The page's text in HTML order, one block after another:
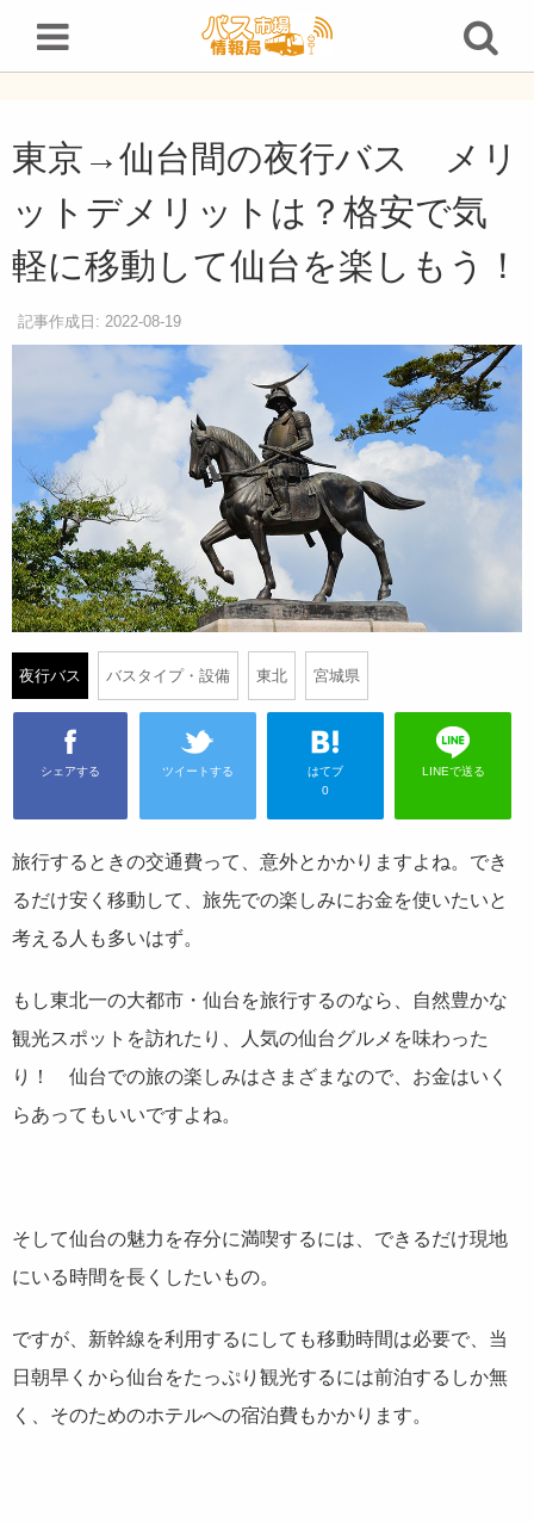
東京→仙台間の夜行バス メリットデメリットは？格安で気軽に移動して仙台を楽しもう！
東京→仙台間の夜行バス メリ
ットデメリットは？格安で気
軽に移動して仙台を楽しもう！
記事作成日: 2022-08-19
夜行バス バスタイプ・設備 東北 宮城県
シェアする ツイートする
はてブ
0
LINEで送る
旅行するときの交通費って、意外とかかりますよね。でき
るだけ安く移動して、旅先での楽しみにお金を使いたいと
考える人も多いはず。
もし東北一の大都市・仙台を旅行するのなら、自然豊かな
観光スポットを訪れたり、人気の仙台グルメを味わった
り！ 仙台での旅の楽しみはさまざまなので、お金はいく
らあってもいいですよね。
そして仙台の魅力を存分に満喫するには、できるだけ現地
にいる時間を長くしたいもの。
ですが、新幹線を利用するにしても移動時間は必要で、当
日朝早くから仙台をたっぷり観光するには前泊するしか無
く、そのためのホテルへの宿泊費もかかります。